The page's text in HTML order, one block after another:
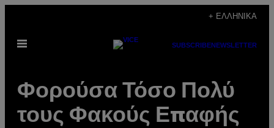
περιεχόμενο
+ ΕΛΛΗΝΙΚΆ
Ανοίξτε
SUBSCRIBENEWSLETTER
Φορούσα Τόσο Πολύ
τους Φακούς Επαφής